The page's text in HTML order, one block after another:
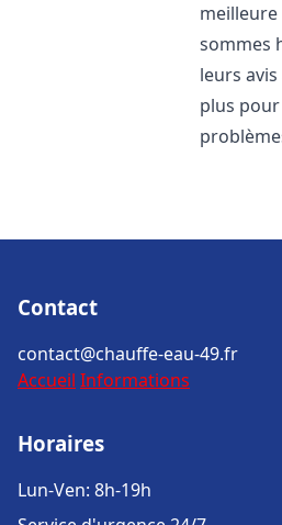
sommes
leurs
plus
Contact
contact@chauffe-eau-49.fr
Accueil Informations
Horaires
Lun-Ven: 8h-19h